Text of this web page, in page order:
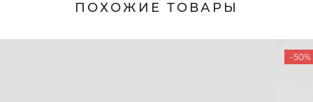
ПОХОЖИЕ ТОВАРЫ
-50%